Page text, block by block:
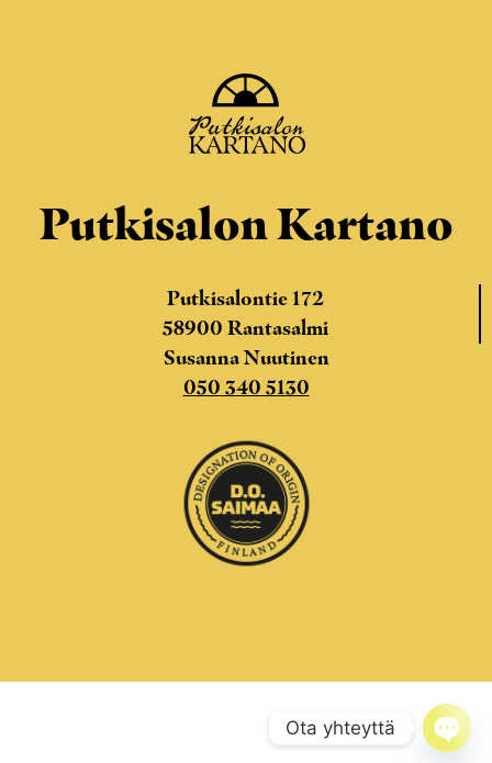
Putkisalon Kartano
Putkisalontie 172
58900 Rantasalmi
Susanna Nuutinen
050 340 5130
Ota yhteyttä